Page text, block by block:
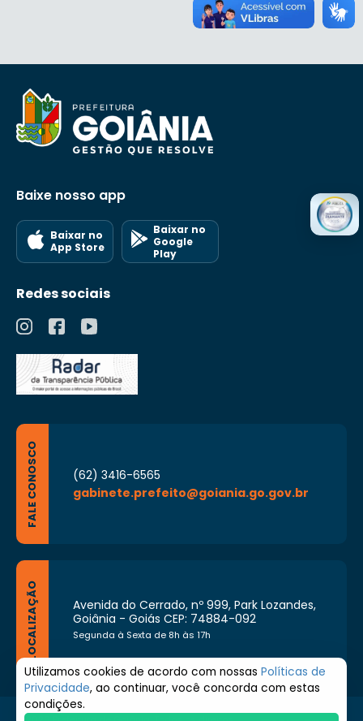
Baixe nosso app
Baixar no
App Store
Baixar no
Google
Play
Redes sociais
FALE CONOSCO
(62) 3416-6565
gabinete.prefeito@goiania.go.gov.br
LOCALIZAÇÃO
Avenida do Cerrado, nº 999, Park Lozandes,
Goiânia - Goiás CEP: 74884-092
Segunda à Sexta de 8h às 17h
Utilizamos cookies de acordo com nossas Políticas de
Privacidade, ao continuar, você concorda com estas
condições.